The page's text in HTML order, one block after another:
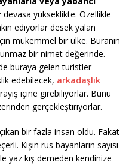
devasa yükseklikte. Özellikle
ediyorlar desek yalan
mükemmel bir ülke. Buranın
bir nimet değerinde.
buraya gelen turistler
edebilecek, arkadaşlık
içine girebiliyorlar. Bunu
gerçekleştiriyorlar.
bir fazla insan oldu. Fakat
Kışın rus bayanların sayısı
yaz kış demeden kendinize